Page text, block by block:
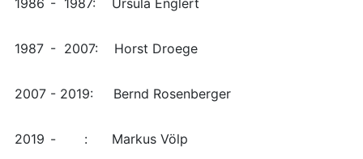
1986 - 1987: Ursula Englert
1987 - 2007: Horst Droege
2007 - 2019: Bernd Rosenberger
2019 - : Markus Völp